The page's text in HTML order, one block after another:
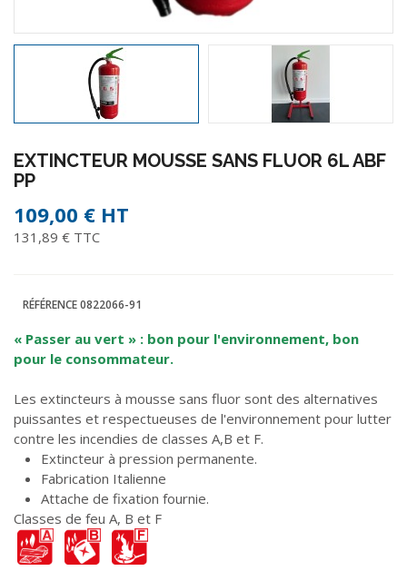
EXTINCTEUR MOUSSE SANS FLUOR 6L ABF
PP
109,00 € HT
131,89 € TTC
RÉFÉRENCE0822066-91
« Passer au vert » : bon pour l'environnement, bon
pour le consommateur.
Les extincteurs à mousse sans fluor sont des alternatives
puissantes et respectueuses de l'environnement pour lutter
contre les incendies de classes A,B et F.
Extincteur à pression permanente.
Fabrication Italienne
Attache de fixation fournie.
Classes de feu A, B et F